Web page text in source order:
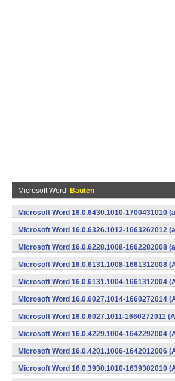
Microsoft Word Bauten
Microsoft Word 16.0.6430.1010-1700431010
v7a) (Android)
Microsoft Word 16.0.6326.1012-1663262012
v7a) (Android)
Microsoft Word 16.0.6228.1008-1662282008
v7a) (Android)
Microsoft Word 16.0.6131.1008-1661312008
Microsoft Word 16.0.6131.1004-1661312004
Microsoft Word 16.0.6027.1014-1660272014
Microsoft Word 16.0.6027.1011-1660272011
Microsoft Word 16.0.4229.1004-1642292004
Microsoft Word 16.0.4201.1006-1642012006
Microsoft Word 16.0.3930.1010-1639302010